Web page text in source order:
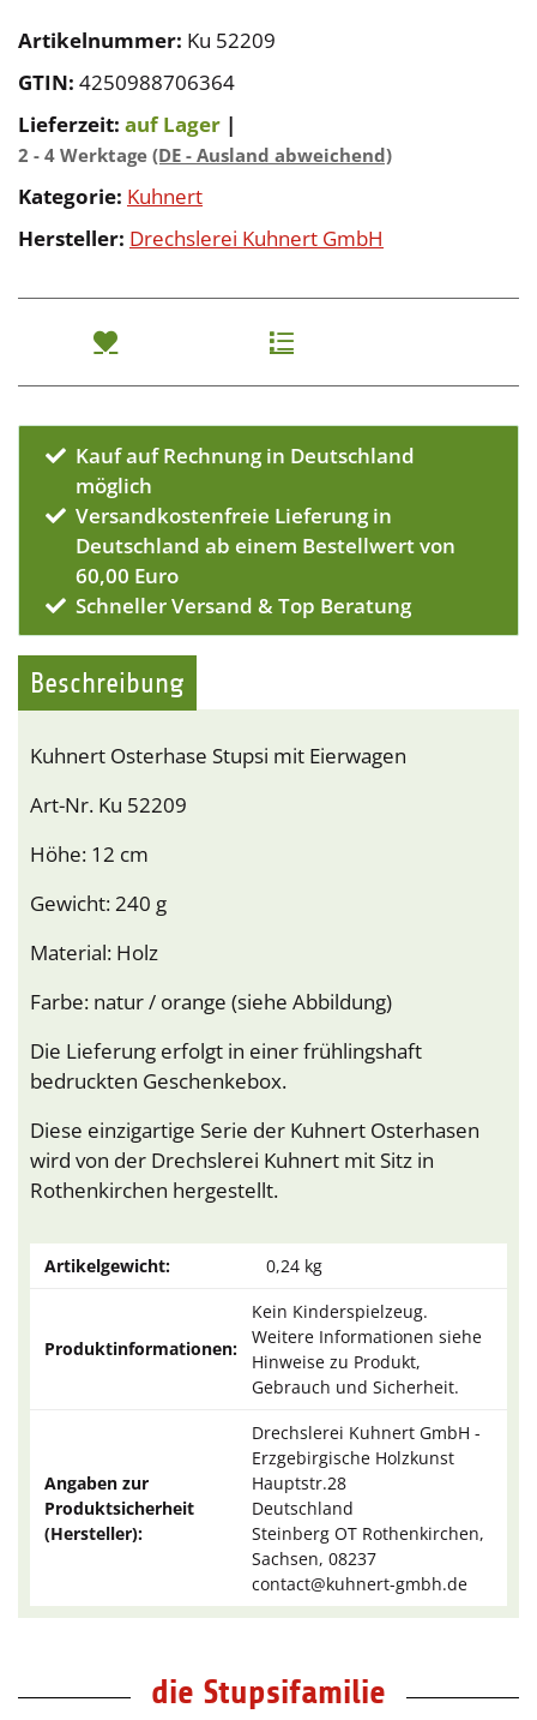
Artikelnummer: Ku 52209
GTIN: 4250988706364
Lieferzeit: auf Lager |
2 - 4 Werktage (DE - Ausland abweichend)
Kategorie: Kuhnert
Hersteller: Drechslerei Kuhnert GmbH
Kauf auf Rechnung in Deutschland
möglich
Versandkostenfreie Lieferung in
Deutschland ab einem Bestellwert von
60,00 Euro
Schneller Versand & Top Beratung
Beschreibung
Kuhnert Osterhase Stupsi mit Eierwagen
Art-Nr. Ku 52209
Höhe: 12 cm
Gewicht: 240 g
Material: Holz
Farbe: natur / orange (siehe Abbildung)
Die Lieferung erfolgt in einer frühlingshaft
bedruckten Geschenkebox.
Diese einzigartige Serie der Kuhnert Osterhasen
wird von der Drechslerei Kuhnert mit Sitz in
Rothenkirchen hergestellt.
Artikelgewicht: 0,24 kg
Produktinformationen:
Kein Kinderspielzeug.
Weitere Informationen siehe
Hinweise zu Produkt,
Gebrauch und Sicherheit.
Angaben zur
Produktsicherheit
(Hersteller):
Drechslerei Kuhnert GmbH -
Erzgebirgische Holzkunst
Hauptstr.28
Deutschland
Steinberg OT Rothenkirchen,
Sachsen, 08237
contact@kuhnert-gmbh.de
die Stupsifamilie